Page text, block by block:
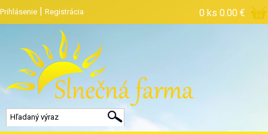
Prihlásenie | Registrácia 0 ks 0.00 €